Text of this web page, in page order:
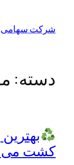
محتواشرکت سهامی
دسته:
کشت می